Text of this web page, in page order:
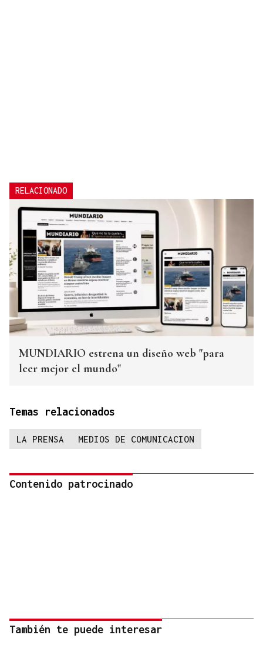
RELACIONADO
MUNDIARIO estrena un diseño web "para
leer mejor el mundo"
Temas relacionados
LA PRENSA MEDIOS DE COMUNICACION
Contenido patrocinado
También te puede interesar